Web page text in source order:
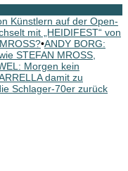
Künstlern auf der Open-
mit „HEIDIFEST“ von
•ANDY BORG:
STEFAN MROSS,
Morgen kein
damit zu
Schlager-70er zurück